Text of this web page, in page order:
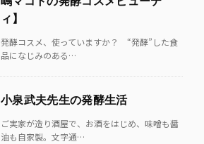
ィ】
発酵コスメ、使っていますか？ “発酵”した食
品になじみのある…
小泉武夫先生の発酵生活
ご実家が造り酒屋で、お酒をはじめ、味噌も醤
油も自家製。文字通…